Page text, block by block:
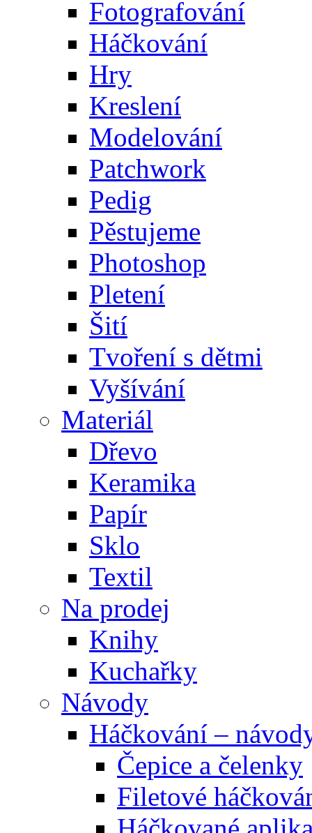
Fotografování
Háčkování
Hry
Kreslení
Modelování
Patchwork
Pedig
Pěstujeme
Photoshop
Pletení
Šití
Tvoření s dětmi
Vyšívání
Materiál
Dřevo
Keramika
Papír
Sklo
Textil
Na prodej
Knihy
Kuchařky
Návody
Háčkování –
Čepice a čelenky
Filetové